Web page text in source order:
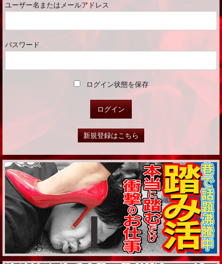
ユーザー名またはメールアドレス
パスワード
ログイン状態を保存
新規登録はこちら